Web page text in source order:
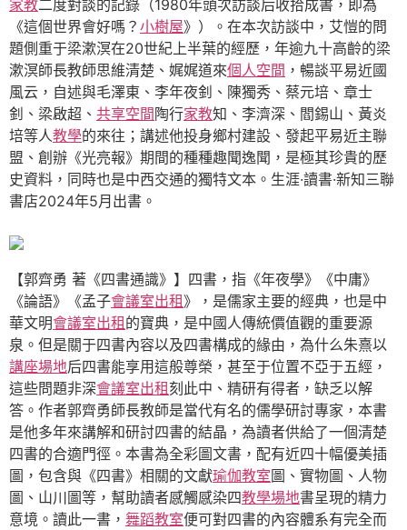
家教二度對談的記錄（1980年頭次訪談后收拾成書，即為
《這個世界會好嗎？ 小樹屋》）。在本次訪談中，艾愷的問
題側重于梁漱溟在20世紀上半葉的經歷，年逾九十高齡的梁
漱溟師長教師思維清楚、娓娓道來個人空間 ，暢談平易近國
風云，自述與毛澤東、李年夜釗、陳獨秀、蔡元培、章士
釗、梁啟超、 共享空間陶行家教知、李濟深、閻錫山、黃炎
培等人教學的來往；講述他投身鄉村建設、發起平易近主聯
盟、創辦《光亮報》期間的種種趣聞逸聞，是極其珍貴的歷
史資料，同時也是中西交通的獨特文本。生涯·讀書·新知三聯
書店2024年5月出書。
【郭齊勇 著《四書通識》】四書，指《年夜學》《中庸》
《論語》《孟子會議室出租》，是儒家主要的經典，也是中
華文明會議室出租的寶典，是中國人傳統價值觀的重要源
泉。但是關于四書內容以及四書構成的緣由，為什么朱熹以
講座場地后四書能享用這般尊榮，甚至于位置不亞于五經，
這些問題非深會議室出租刻此中、精研有得者，缺乏以解
答。作者郭齊勇師長教師是當代有名的儒學研討專家，本書
是他多年來講解和研討四書的結晶，為讀者供給了一個清楚
四書的合適門徑。本書為全彩圖文書，配有近四十幅優美插
圖，包含與《四書》相關的文獻瑜伽教室圖、實物圖、人物
圖、山川圖等，幫助讀者感觸感染四教學場地書呈現的精力
意境。讀此一書， 舞蹈教室便可對四書的內容體系有完全而